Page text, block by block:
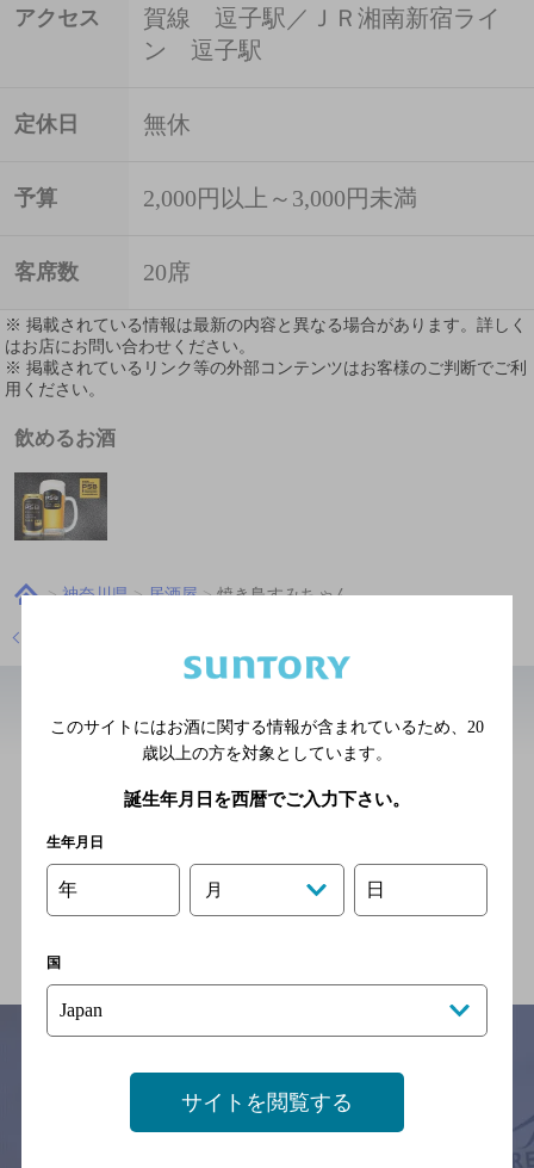
アクセス
賀線 逗子駅／ＪＲ湘南新宿ライ
ン 逗子駅
定休日 無休
予算 2,000円以上～3,000円未満
客席数 20席
※ 掲載されている情報は最新の内容と異なる場合があります。詳しく
はお店にお問い合わせください。
※ 掲載されているリンク等の外部コンテンツはお客様のご判断でご利
用ください。
飲めるお酒
神奈川県 居酒屋 焼き鳥すみちゃん
近辺の居酒屋
タパス酒場アル
京急逗子線 新逗子駅／ＪＲ
横須賀線 逗子駅／ＪＲ湘南
新宿ライン 逗子駅
サイトマップ ご意見・ご感想 利用規約
このサイトにはお酒に関する情報が含まれているため、 20
歳以上の方を対象としています。
誕生年月日を西暦でご入力下さい。
生年月日
年 月 日
国
サイトを閲覧する